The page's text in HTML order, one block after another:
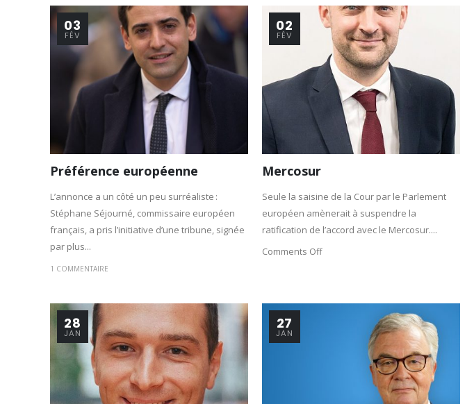
03
FÉV
Préférence européenne
L’annonce a un côté un peu surréaliste :
Stéphane Séjourné, commissaire européen
français, a pris l’initiative d’une tribune, signée
par plus...
1 COMMENTAIRE
02
FÉV
Mercosur
Seule la saisine de la Cour par le Parlement
européen amènerait à suspendre la
ratification de l’accord avec le Mercosur....
Comments Off
28
JAN
27
JAN